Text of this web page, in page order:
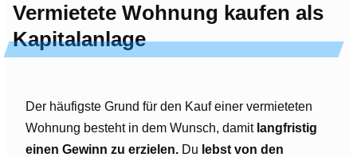
Vermietete Wohnung kaufen als
Kapitalanlage
Der häufigste Grund für den Kauf einer vermieteten
Wohnung besteht in dem Wunsch, damit langfristig
einen Gewinn zu erzielen. Du lebst von den